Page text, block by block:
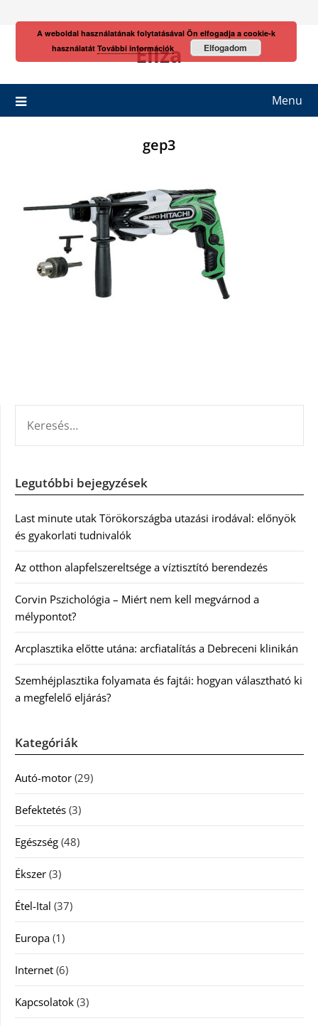
Eliza
Menu
gep3
Legutóbbi bejegyzések
Last minute utak Törökországba utazási irodával: előnyök
és gyakorlati tudnivalók
Az otthon alapfelszereltsége a víztisztító berendezés
Corvin Pszichológia – Miért nem kell megvárnod a
mélypontot?
Arcplasztika előtte utána: arcfiatalítás a Debreceni klinikán
Szemhéjplasztika folyamata és fajtái: hogyan választható ki
a megfelelő eljárás?
Kategóriák
Autó-motor (29)
Befektetés (3)
Egészség (48)
Ékszer (3)
Étel-Ital (37)
Europa (1)
Internet (6)
Kapcsolatok (3)
A weboldal használatának folytatásával Ön elfogadja a cookie-k
használatát További információk Elfogadom